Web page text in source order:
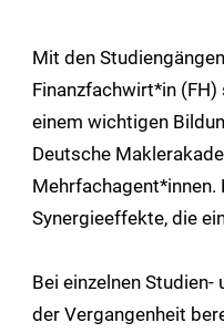
Mit den
Finanzfachwirt*in
einem wichtigen
Deutsche
Mehrfachagent*innen.
Synergieeffekte, die
Bei einzelnen
der Vergangenheit